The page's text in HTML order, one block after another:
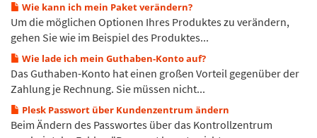
Wie kann ich mein Paket verändern?
Um die möglichen Optionen Ihres Produktes zu verändern,
gehen Sie wie im Beispiel des Produktes...
Wie lade ich mein Guthaben-Konto auf?
Das Guthaben-Konto hat einen großen Vorteil gegenüber der
Zahlung je Rechnung. Sie müssen nicht...
Plesk Passwort über Kundenzentrum ändern
Beim Ändern des Passwortes über das Kontrollzentrum